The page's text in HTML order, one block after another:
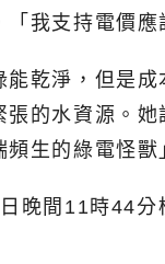
「我支持電價
能乾淨，但是
張的水資源。
生的綠電怪獸
晚間11時44